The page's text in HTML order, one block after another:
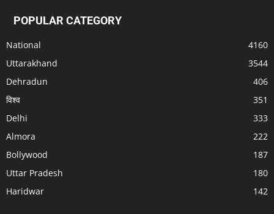
POPULAR CATEGORY
National
4160
Uttarakhand
3544
Dehradun
406
विश्व
351
Delhi
333
Almora
222
Bollywood
187
Uttar Pradesh
180
Haridwar
142